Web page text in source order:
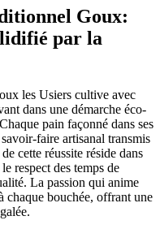
Goux:
par la
les Usiers cultive avec
dans une démarche éco-
pain façonné dans ses
faire artisanal transmis
cette réussite réside dans
respect des temps de
La passion qui anime
chaque bouchée, offrant une